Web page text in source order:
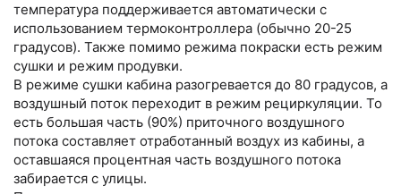
температура поддерживается автоматически с
использованием термоконтроллера (обычно 20-25
градусов). Также помимо режима покраски есть режим
сушки и режим продувки.
В режиме сушки кабина разогревается до 80 градусов, а
воздушный поток переходит в режим рециркуляции. То
есть большая часть (90%) приточного воздушного
потока составляет отработанный воздух из кабины, а
оставшаяся процентная часть воздушного потока
забирается с улицы.